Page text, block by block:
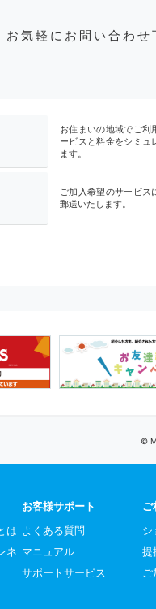
気軽にお問い合わせ
お住まいの地域でご利
ービスと料金をシミュ
ます。
ご加入希望のサービス
郵送いたします。
©
は
ネ
お客様サポート
よくある質問
マニュアル
サポートサービス
ご
シ
提
ご